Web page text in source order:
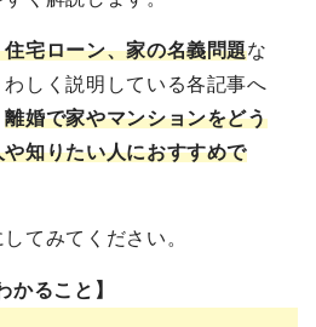
宅ローン、家の名義問題な
しく説明している各記事へ
離婚で家やマンションをどう
知りたい人におすすめで
てみてください。
かること】